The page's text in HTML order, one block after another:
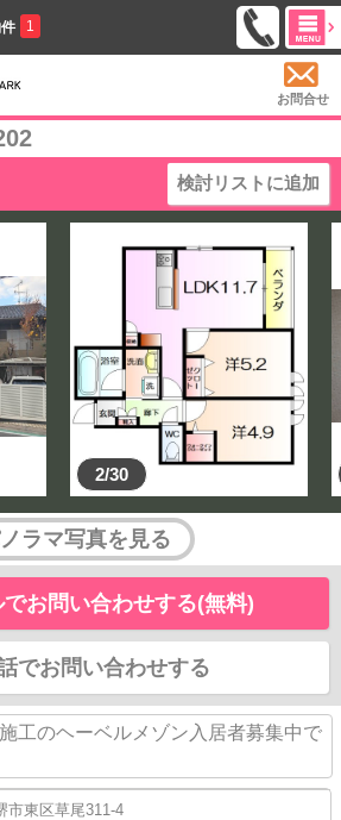
1
お問合せ
検討リストに追加
2/30
ラマ写真を見る
でお問い合わせする(無料)
でお問い合わせする
工のヘーベルメゾン入居者募集中で
市東区草尾311-4